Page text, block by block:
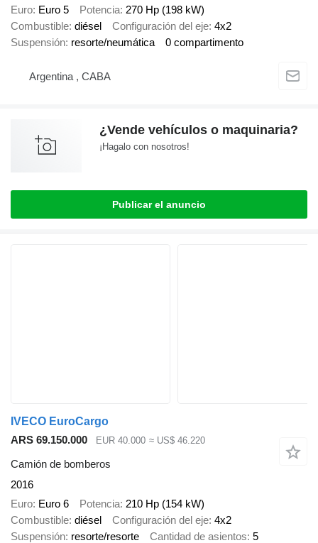
Euro Euro 5 Potencia 270 Hp (198 kW)
Combustible diésel Configuración del eje 4x2
Suspensión resorte/neumática 0 compartimento
Argentina , CABA
¿Vende vehículos o maquinaria?
¡Hagalo con nosotros!
Publicar el anuncio
IVECO EuroCargo
ARS 69.150.000
EUR 40.000 ≈ US$ 46.220
Camión de bomberos
2016
Euro Euro 6 Potencia 210 Hp (154 kW)
Combustible diésel Configuración del eje 4x2
Suspensión resorte/resorte Cantidad de asientos 5